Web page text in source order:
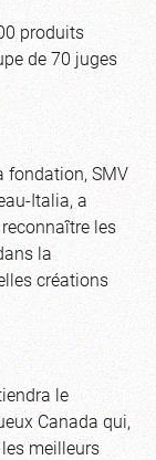
produits
de 70 juges
fondation, SMV
Italia, a
les
la
créations
le
Canada qui,
meilleurs